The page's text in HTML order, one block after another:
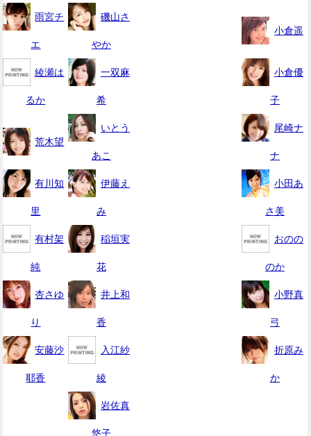
雨宮チ
エ
磯山さ
やか
小倉遥
綾瀬は
るか
一双麻
希
小倉優
子
荒木望
いとう
あこ
尾崎ナ
ナ
有川知
里
伊藤え
み
小田あ
さ美
有村架
純
稲垣実
花
おのの
のか
杏さゆ
り
井上和
香
小野真
弓
安藤沙
耶香
入江紗
綾
折原み
か
岩佐真
悠子